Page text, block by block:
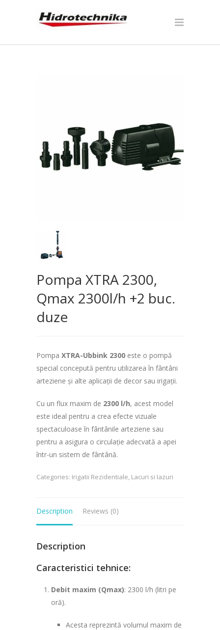
Pompa XTRA 2300,
Qmax 2300l/h +2 buc.
duze
Pompa XTRA-Ubbink 2300 este o pompă
special concepută pentru utilizarea în fântâni
arteziene și alte aplicații de decor sau irigații.
Cu un flux maxim de 2300 l/h, acest model
este ideal pentru a crea efecte vizuale
spectaculoase în fântânile arteziene sau
pentru a asigura o circulație adecvată a apei
într-un sistem de fântână.
Categories: Irigatii Rezidentiale, Lacuri si Iazuri
Description Reviews (0)
Description
Caracteristici tehnice:
Debit maxim (Qmax): 2300 l/h (litri pe
oră).
Acesta reprezintă volumul maxim de